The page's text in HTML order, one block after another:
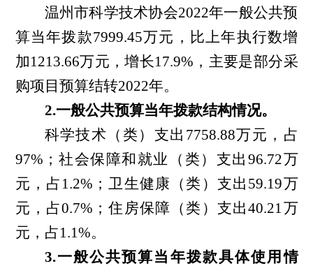
温州市科学技术协会2022年一般公共预
算当年拨款7999.45万元，比上年执行数增
加1213.66万元，增长17.9%， 主要是部分采
购项目预算结转2022年。
2.一般公共预算当年拨款结构情况。
科学技术（类）支出 7758.88万元 ，占
97%；社会保障和就业（类）支出 96.72万
元，占1.2%；卫生健康（类）支出 59.19万
元，占0.7%；住房保障（类）支出40.21 万
元，占1.1%。
3.一般公共预算当年拨款具体使用情